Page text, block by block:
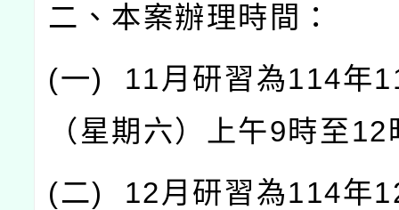
二、本案辦理時間：
(一) 11月研習為114年
（星期六）上午9時至12
(二) 12月研習為114年